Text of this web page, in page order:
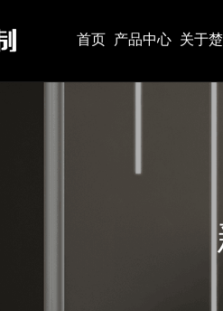
首页 产品中心 关于